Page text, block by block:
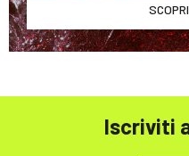
Iscriviti